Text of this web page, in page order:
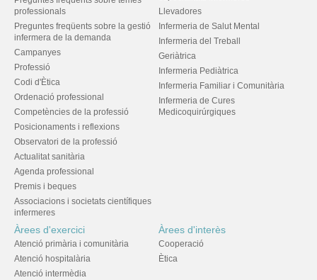
professionals
Preguntes freqüents sobre la gestió
infermera de la demanda
Campanyes
Professió
Codi d'Ètica
Ordenació professional
Competències de la professió
Posicionaments i reflexions
Observatori de la professió
Actualitat sanitària
Agenda professional
Premis i beques
Associacions i societats científiques
infermeres
Llevadores
Infermeria de Salut Mental
Infermeria del Treball
Geriàtrica
Infermeria Pediàtrica
Infermeria Familiar i Comunitària
Infermeria de Cures
Medicoquirúrgiques
Àrees d'exercici
Atenció primària i comunitària
Atenció hospitalària
Atenció intermèdia
Àrees d'interès
Cooperació
Ètica